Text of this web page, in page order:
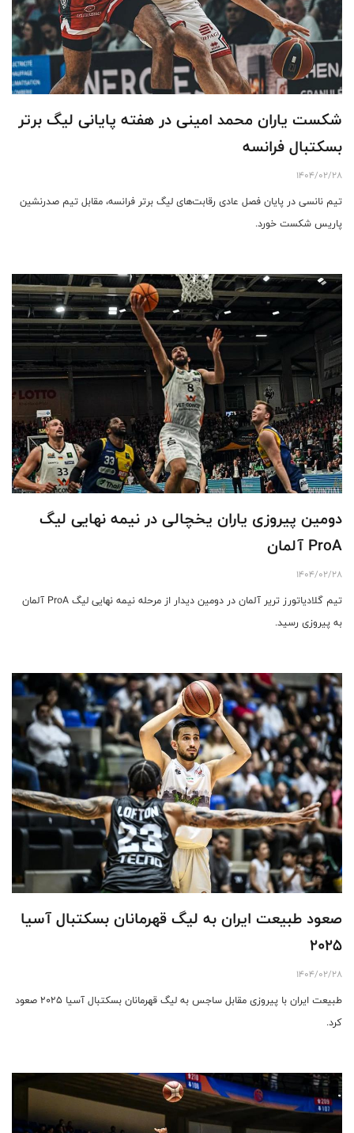
شکست یاران محمد امینی در هفته پایانی لیگ برتر
بسکتبال فرانسه
1404/02/28
تیم نانسی در پایان فصل عادی رقابت‌های لیگ برتر فرانسه، مقابل تیم صدرنشین
پاریس شکست خورد.
دومین پیروزی یاران یخچالی در نیمه نهایی لیگ
ProA آلمان
1404/02/28
تیم گلادیاتورز تریر آلمان در دومین دیدار از مرحله نیمه نهایی لیگ ProA آلمان
به پیروزی رسید.
صعود طبیعت ایران به لیگ قهرمانان بسکتبال آسیا
۲۰۲۵
1404/02/28
طبیعت ایران با پیروزی مقابل ساجس به لیگ قهرمانان بسکتبال آسیا ۲۰۲۵ صعود
کرد.